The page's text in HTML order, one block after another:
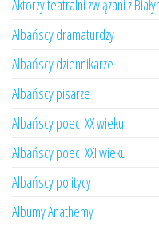
Aktorzy teatralni związani z
Albańscy dramaturdzy
Albańscy dziennikarze
Albańscy pisarze
Albańscy poeci XX wieku
Albańscy poeci XXI wieku
Albańscy politycy
Albumy Anathemy